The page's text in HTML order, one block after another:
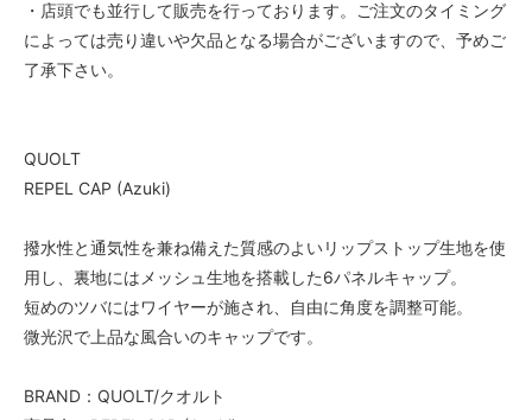
・店頭でも並行して販売を行っております。ご注文のタイミング
によっては売り違いや欠品となる場合がございますので、予めご
了承下さい。
QUOLT
REPEL CAP (Azuki)
撥水性と通気性を兼ね備えた質感のよいリップストップ生地を使
用し、裏地にはメッシュ生地を搭載した6パネルキャップ。
短めのツバにはワイヤーが施され、自由に角度を調整可能。
微光沢で上品な風合いのキャップです。
BRAND：QUOLT/クオルト